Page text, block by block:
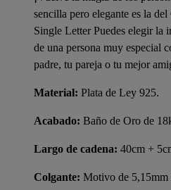
sencilla pero elegante es la
Single Letter Puedes elegir la
de una persona muy especial
padre, tu pareja o tu mejor
Material: Plata de Ley 925.
Acabado: Baño de Oro de
Largo de cadena: 40cm +
Colgante: Motivo de 5,15mm